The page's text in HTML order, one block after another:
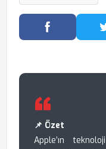
📌 Özet
Apple’ın